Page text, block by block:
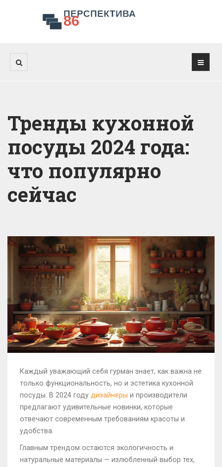
Тренды кухонной
посуды 2024 года:
что популярно
сейчас
Каждый уважающий себя гурман знает, как важна не
только функциональность, но и эстетика кухонной
посуды. В 2024 году дизайнеры и производители
предлагают удивительные новинки, которые
отвечают современным требованиям красоты и
удобства.
Главным трендом остаются экологичность и
натуральные материалы — излюбленный выбор тех,